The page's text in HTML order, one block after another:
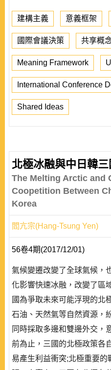
建構主義 意義框架
國際會議決策 共享概
Meaning Framework
International Conference
Shared Ideas
北極冰融與中日韓
The Melting Arctic and
Coopetition Between
Korea
閻亢宗(Hang-Tsung Yen)
56卷4期(2017/12/01)
氣候變遷改變了全球氣候，
化影響快速冰融，改變了區
國為爭取未來可能浮現的北
石油、天然氣等自然資源，
同時採取多邊和雙邊外交，
前為止，三國的北極政策各
易產生利益衝突;北極重要的